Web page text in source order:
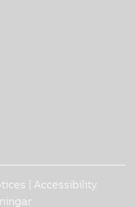
Accessibility